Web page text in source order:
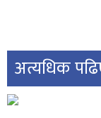
अत्यधिक